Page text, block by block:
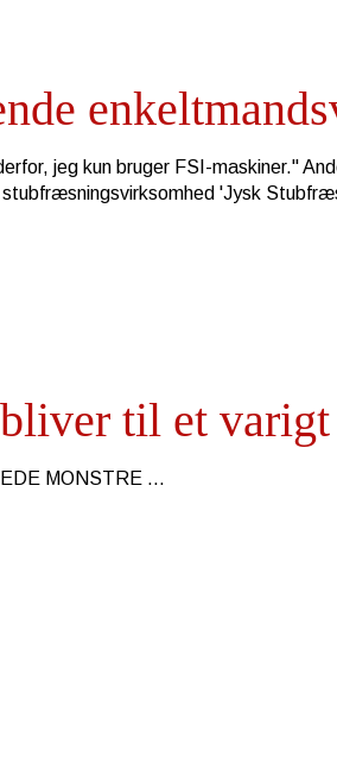
jeg kun bruger FSI-maskiner."
'Jysk
til et varigt
MONSTRE